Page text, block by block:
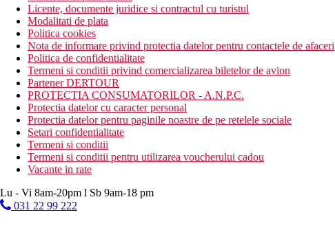
Licente, documente juridice si contractul cu turistul
Modalitati de plata
Politica cookies
Nota de informare privind protectia datelor pentru contactele de afaceri
Politica de confidentialitate
Termeni si conditii privind comercializarea biletelor de avion
Partener DERTOUR
PROTECTIA CONSUMATORILOR - A.N.P.C.
Protectia datelor cu caracter personal
Protectia datelor pentru paginile noastre de pe retelele sociale
Setari confidentialitate
Termeni si conditii
Termeni si conditii pentru utilizarea voucherului cadou
Vacante in rate
Lu - Vi 8am-20pm l Sb 9am-18 pm
031 22 99 222